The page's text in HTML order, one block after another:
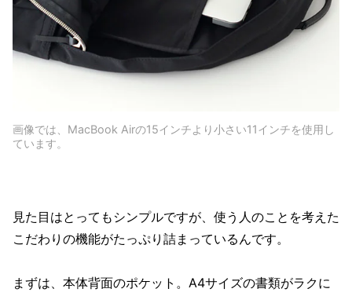
画像では、MacBook Airの15インチより小さい11インチを使用し
ています。
見た目はとってもシンプルですが、使う人のことを考えた
こだわりの機能がたっぷり詰まっているんです。
まずは、本体背面のポケット。A4サイズの書類がラクに